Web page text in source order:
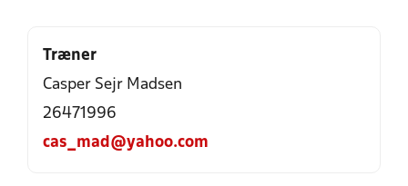
Træner
Casper Sejr Madsen
26471996
cas_mad@yahoo.com